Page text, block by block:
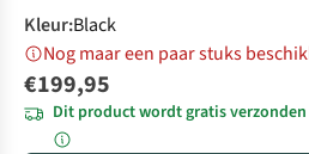
Kleur:Black
Nog maar een paar stuks
€199,95
Dit product wordt gratis verzonden